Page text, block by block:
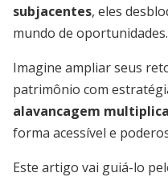
subjacentes, eles
mundo de oportunidades.
Imagine ampliar seus
patrimônio com
alavancagem
forma acessível e
Este artigo vai guiá-lo